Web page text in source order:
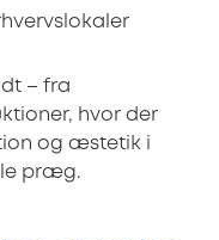
– fra
hvor der
og æstetik i
præg.